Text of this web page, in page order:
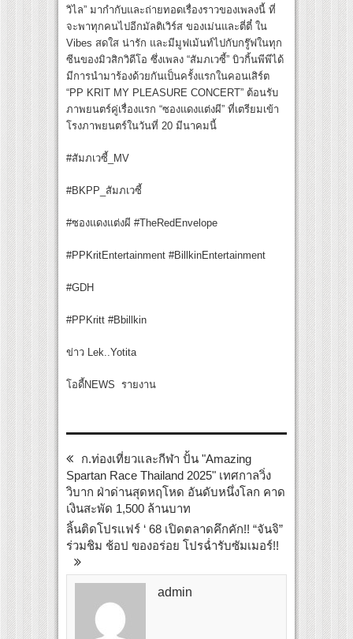
วิไล” มากำกับและถ่ายทอดเรื่องราวของเพลงนี้ ที่
จะพาทุกคนไปอีกมัลติเวิร์ส ของเม่นและตี่ตี๋ ใน
Vibes สดใส น่ารัก และมีมูฟเม้นท์ไปกับกรู๊ฟในทุก
ซีนของมิวสิกวิดีโอ ซึ่งเพลง “สัมภเวซี้” บิวกิ้นพีพีได้
มีการนำมาร้องด้วยกันเป็นครั้งแรกในคอนเสิร์ต
“PP KRIT MY PLEASURE CONCERT” ต้อนรับ
ภาพยนตร์คู่เรื่องแรก “ซองแดงแต่งผี” ที่เตรียมเข้า
โรงภาพยนตร์ในวันที่ 20 มีนาคมนี้
#สัมภเวซี้_MV
#BKPP_สัมภเวซี้
#ซองแดงแต่งผี #TheRedEnvelope
#PPKritEntertainment #BillkinEntertainment
#GDH
#PPKritt #Bbillkin
ข่าว Lek..Yotita
โอดี้NEWS รายงาน
ก.ท่องเที่ยวและกีฬา ปั้น "Amazing
Spartan Race Thailand 2025" เทศกาลวิ่ง
วิบาก ฝ่าด่านสุดหฤโหด อันดับหนึ่งโลก คาด
เงินสะพัด 1,500 ล้านบาท
ลิ้นติดโปรแฟร์ ‘ 68 เปิดตลาดคึกคัก!! “จันจิ”
ร่วมชิม ช้อป ของอร่อย โปรฉ่ำรับซัมเมอร์!!
admin